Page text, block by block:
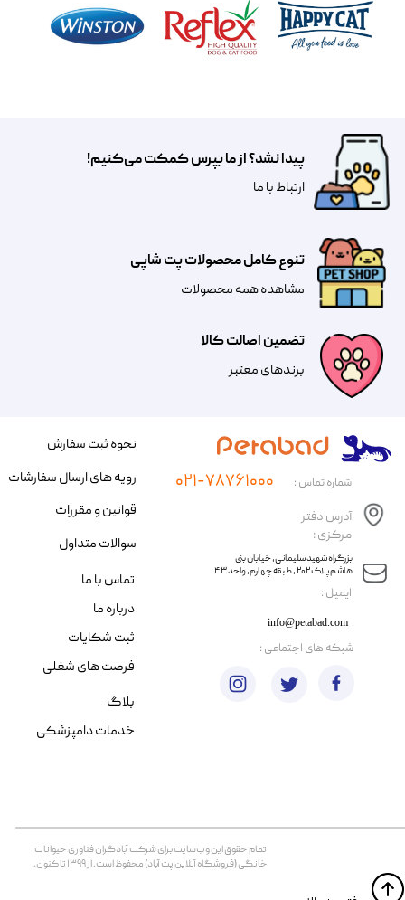
تضمین اصالت کالا
​​برندهای معتبر​​​​​​​
تنوع کامل محصولات پت شاپی
مشاهده همه محصولات
پیدا نشد؟ از ما بپرس کمکت می‌کنیم!
​​​ارتباط با ما
​ایمیل :
آدرس دفتر
مرکزی :
info@petabad.com
​​بزرگراه شهید سلیمانی، خیابان بنی
هاشم پلاک ۲۰۲ ، طبقه چهارم، واحد ۴۳
شماره تماس : ۰۲۱-۷۸۷۶۱۰۰۰
تمام حقوق اين وب‌سايت برای شرکت آبادگران فناوری حیوانات
خانگی (فروشگاه آنلاین پت آباد) محفوظ است. از ۱۳۹۹ تا کنون.
نحوه ثبت سفارش
رویه های ارسال سفارشات
قوانین و مقررات
سوالات متداول
تماس با ما
درباره ما
ثبت شکایات
فرصت های شغلی
​شبکه های اجتماعی :
بلاگ
خدمات دامپزشکی